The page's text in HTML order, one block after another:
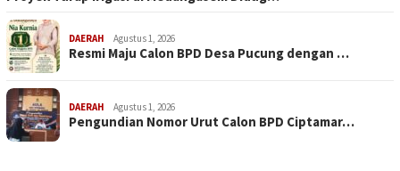
DAERAH Agustus 1, 2026
Resmi Maju Calon BPD Desa Pucung dengan …
DAERAH Agustus 1, 2026
Pengundian Nomor Urut Calon BPD Ciptamar…